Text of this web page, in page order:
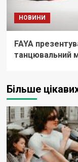
НОВИНИ
FAYA
танцювальний
Більше